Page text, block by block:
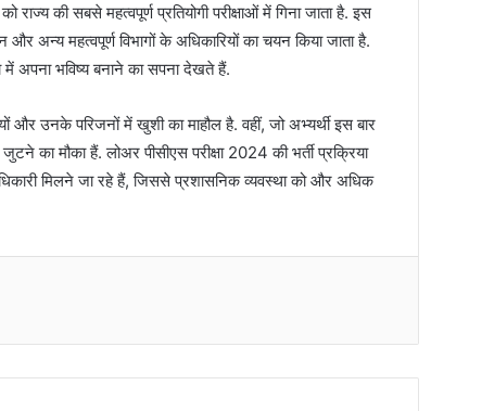
राज्य की सबसे महत्वपूर्ण प्रतियोगी परीक्षाओं में गिना जाता है. इस
और अन्य महत्वपूर्ण विभागों के अधिकारियों का चयन किया जाता है.
में अपना भविष्य बनाने का सपना देखते हैं.
और उनके परिजनों में खुशी का माहौल है. वहीं, जो अभ्यर्थी इस बार
का मौका हैं. लोअर पीसीएस परीक्षा 2024 की भर्ती प्रक्रिया
मिलने जा रहे हैं, जिससे प्रशासनिक व्यवस्था को और अधिक